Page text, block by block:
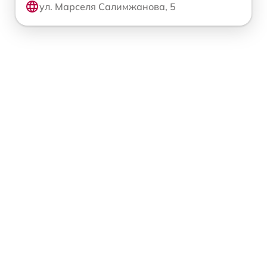
ул. Марселя Салимжанова, 5